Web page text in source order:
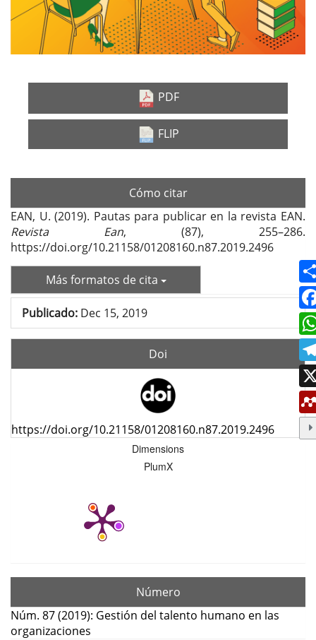
PDF
FLIP
Cómo citar
EAN, U. (2019). Pautas para publicar en la revista EAN.
Revista Ean, (87), 255–286.
https://doi.org/10.21158/01208160.n87.2019.2496
Más formatos de cita
Publicado: Dec 15, 2019
Doi
https://doi.org/10.21158/01208160.n87.2019.2496
Dimensions
PlumX
Número
Núm. 87 (2019): Gestión del talento humano en las
organizaciones